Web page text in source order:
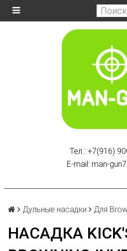
Тел.: +7(916)
E-mail: man-
Дульные насадки Для
НАСАДКА